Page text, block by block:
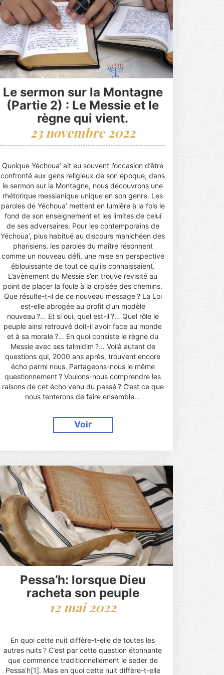
Le sermon sur la Montagne
(Partie 2) : Le Messie et le
règne qui vient.
23 novembre 2022
Quoique Yéchoua’ ait eu souvent l’occasion d’être
confronté aux gens religieux de son époque, dans
le sermon sur la Montagne, nous découvrons une
rhétorique messianique unique en son genre. Les
paroles de Yéchoua’ mettent en lumière à la fois le
fond de son enseignement et les limites de celui
de ses adversaires. Pour les contemporains de
Yéchoua’, plus habitué au discours manichéen des
pharisiens, les paroles du maître résonnent
comme un nouveau défi, une mise en perspective
éblouissante de tout ce qu’ils connaissaient.
L’avènement du Messie s’en trouve revisité au
point de placer la foule à la croisée des chemins.
Que résulte-t-il de ce nouveau message ? La Loi
est-elle abrogée au profit d’un modèle
nouveau ?… Et si oui, quel est-il ?… Quel rôle le
peuple ainsi retrouvé doit-il avoir face au monde
et à sa morale ?… En quoi consiste le règne du
Messie avec ses talmidim ?… Voilà autant de
questions qui, 2000 ans après, trouvent encore
écho parmi nous. Partageons-nous le même
questionnement ? Voulons-nous comprendre les
raisons de cet écho venu du passé ? C’est ce que
nous tenterons de faire ensemble…
Voir
Pessa’h: lorsque Dieu
racheta son peuple
12 mai 2022
En quoi cette nuit diffère-t-elle de toutes les
autres nuits ? C’est par cette question étonnante
que commence traditionnellement le seder de
Pessa’h[1]. Mais en quoi cette nuit diffère-t-elle